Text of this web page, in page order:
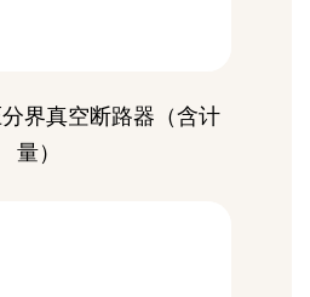
界真空断路器（含计
量）